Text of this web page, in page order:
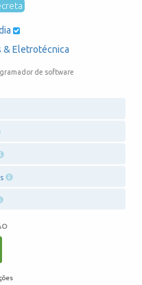
& Eletrotécnica
de software